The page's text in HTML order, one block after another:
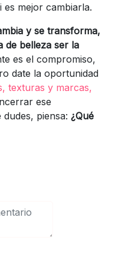
mejor cambiarla.
y se transforma,
de belleza ser la
es el compromiso,
date la oportunidad
texturas y marcas,
ese
piensa: ¿Qué